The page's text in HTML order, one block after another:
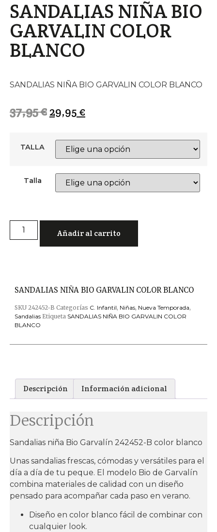
SANDALIAS NIÑA BIO
GARVALIN COLOR
BLANCO
SANDALIAS NIÑA BIO GARVALIN COLOR BLANCO
37,95€ 29,95 €
TALLA
Talla
Añadir al carrito
SANDALIAS NIÑA BIO GARVALIN COLOR BLANCO
SKU 242452-B Categorías C. Infantil, Niñas, Nueva Temporada,
Sandalias Etiqueta SANDALIAS NIÑA BIO GARVALIN COLOR
BLANCO
Descripción Información adicional
Descripción
Sandalias niña Bio Garvalín 242452-B color blanco
Unas sandalias frescas, cómodas y versátiles para el
día a día de tu peque. El modelo Bio de Garvalín
combina materiales de calidad con un diseño
pensado para acompañar cada paso en verano.
Diseño en color blanco fácil de combinar con
cualquier look.